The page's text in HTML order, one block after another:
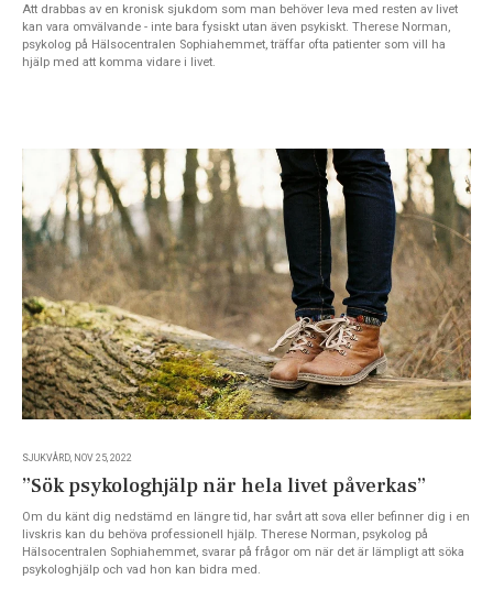
Att drabbas av en kronisk sjukdom som man behöver leva med resten av livet
kan vara omvälvande - inte bara fysiskt utan även psykiskt. Therese Norman,
psykolog på Hälsocentralen Sophiahemmet, träffar ofta patienter som vill ha
hjälp med att komma vidare i livet.
SJUKVÅRD, NOV 25, 2022
”Sök psykologhjälp när hela livet påverkas”
Om du känt dig nedstämd en längre tid, har svårt att sova eller befinner dig i en
livskris kan du behöva professionell hjälp. Therese Norman, psykolog på
Hälsocentralen Sophiahemmet, svarar på frågor om när det är lämpligt att söka
psykologhjälp och vad hon kan bidra med.